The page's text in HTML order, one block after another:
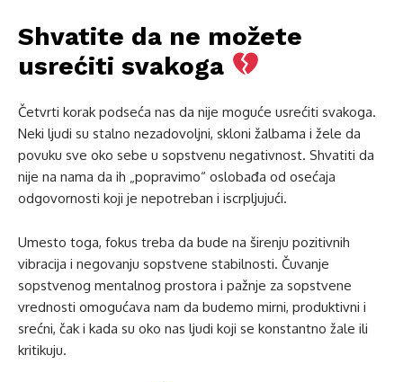
Shvatite da ne možete
usrećiti svakoga
Četvrti korak podseća nas da nije moguće usrećiti svakoga.
Neki ljudi su stalno nezadovoljni, skloni žalbama i žele da
povuku sve oko sebe u sopstvenu negativnost. Shvatiti da
nije na nama da ih „popravimo“ oslobađa od osećaja
odgovornosti koji je nepotreban i iscrpljujući.
Umesto toga, fokus treba da bude na širenju pozitivnih
vibracija i negovanju sopstvene stabilnosti. Čuvanje
sopstvenog mentalnog prostora i pažnje za sopstvene
vrednosti omogućava nam da budemo mirni, produktivni i
srećni, čak i kada su oko nas ljudi koji se konstantno žale ili
kritikuju.